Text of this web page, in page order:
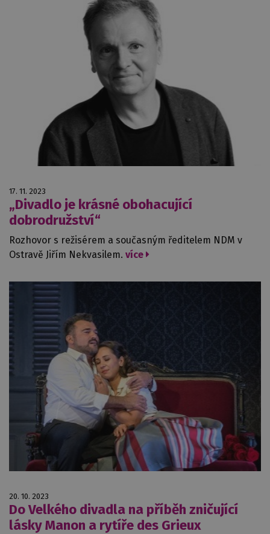
17. 11. 2023
„Divadlo je krásné obohacující
dobrodružství“
Rozhovor s režisérem a současným ředitelem NDM v
Ostravě Jiřím Nekvasilem. více
20. 10. 2023
Do Velkého divadla na příběh zničující
lásky Manon a rytíře des Grieux